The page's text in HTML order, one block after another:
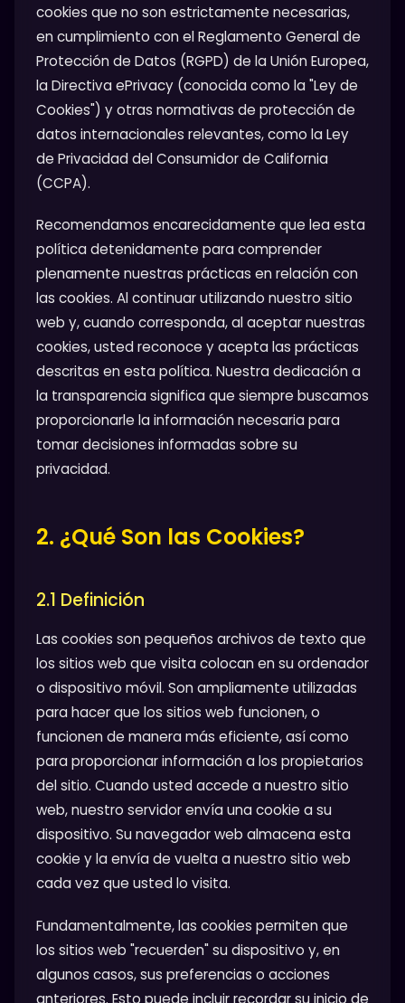
cookies que no son estrictamente necesarias,
en cumplimiento con el Reglamento General de
Protección de Datos (RGPD) de la Unión Europea,
la Directiva ePrivacy (conocida como la "Ley de
Cookies") y otras normativas de protección de
datos internacionales relevantes, como la Ley
de Privacidad del Consumidor de California
(CCPA).
Recomendamos encarecidamente que lea esta
política detenidamente para comprender
plenamente nuestras prácticas en relación con
las cookies. Al continuar utilizando nuestro sitio
web y, cuando corresponda, al aceptar nuestras
cookies, usted reconoce y acepta las prácticas
descritas en esta política. Nuestra dedicación a
la transparencia significa que siempre buscamos
proporcionarle la información necesaria para
tomar decisiones informadas sobre su
privacidad.
2. ¿Qué Son las Cookies?
2.1 Definición
Las cookies son pequeños archivos de texto que
los sitios web que visita colocan en su ordenador
o dispositivo móvil. Son ampliamente utilizadas
para hacer que los sitios web funcionen, o
funcionen de manera más eficiente, así como
para proporcionar información a los propietarios
del sitio. Cuando usted accede a nuestro sitio
web, nuestro servidor envía una cookie a su
dispositivo. Su navegador web almacena esta
cookie y la envía de vuelta a nuestro sitio web
cada vez que usted lo visita.
Fundamentalmente, las cookies permiten que
los sitios web "recuerden" su dispositivo y, en
algunos casos, sus preferencias o acciones
anteriores. Esto puede incluir recordar su inicio de